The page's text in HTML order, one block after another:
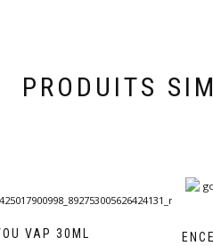
PRODUITS
VAP 30ML